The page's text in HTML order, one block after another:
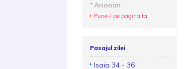
Anonim
Pune-l pe pagina ta
Pasajul zilei
Isaia 34 - 36